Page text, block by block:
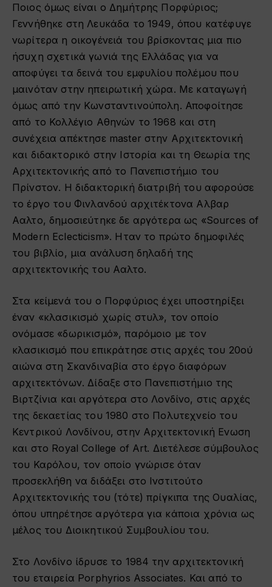
Ποιος όμως είναι ο Δημήτρης Πορφύριος;
Γεννήθηκε στη Λευκάδα το 1949, όπου κατέφυγε
νωρίτερα η οικογένειά του βρίσκοντας μια πιο
ήσυχη σχετικά γωνιά της Ελλάδας για να
αποφύγει τα δεινά του εμφυλίου πολέμου που
μαινόταν στην ηπειρωτική χώρα. Με καταγωγή
όμως από την Κωνσταντινούπολη. Αποφοίτησε
από το Κολλέγιο Αθηνών το 1968 και στη
συνέχεια απέκτησε master στην Αρχιτεκτονική
και διδακτορικό στην Ιστορία και τη Θεωρία της
Αρχιτεκτονικής από το Πανεπιστήμιο του
Πρίνστον. Η διδακτορική διατριβή του αφορούσε
το έργο του Φινλανδού αρχιτέκτονα Αλβαρ
Ααλτο, δημοσιεύτηκε δε αργότερα ως «Sources of
Modern Eclecticism». Ηταν το πρώτο δημοφιλές
του βιβλίο, μια ανάλυση δηλαδή της
αρχιτεκτονικής του Ααλτο.
Στα κείμενά του ο Πορφύριος έχει υποστηρίξει
έναν «κλασικισμό χωρίς στυλ», τον οποίο
ονόμασε «δωρικισμό», παρόμοιο με τον
κλασικισμό που επικράτησε στις αρχές του 20ού
αιώνα στη Σκανδιναβία στο έργο διαφόρων
αρχιτεκτόνων. Δίδαξε στο Πανεπιστήμιο της
Βιρτζίνια και αργότερα στο Λονδίνο, στις αρχές
της δεκαετίας του 1980 στο Πολυτεχνείο του
Κεντρικού Λονδίνου, στην Αρχιτεκτονική Ενωση
και στο Royal College of Art. Διετέλεσε σύμβουλος
του Καρόλου, τον οποίο γνώρισε όταν
προσεκλήθη να διδάξει στο Ινστιτούτο
Αρχιτεκτονικής του (τότε) πρίγκιπα της Ουαλίας,
όπου υπηρέτησε αργότερα για κάποια χρόνια ως
μέλος του Διοικητικού Συμβουλίου του.
Στο Λονδίνο ίδρυσε το 1984 την αρχιτεκτονική
του εταιρεία Porphyrios Associates. Και από το